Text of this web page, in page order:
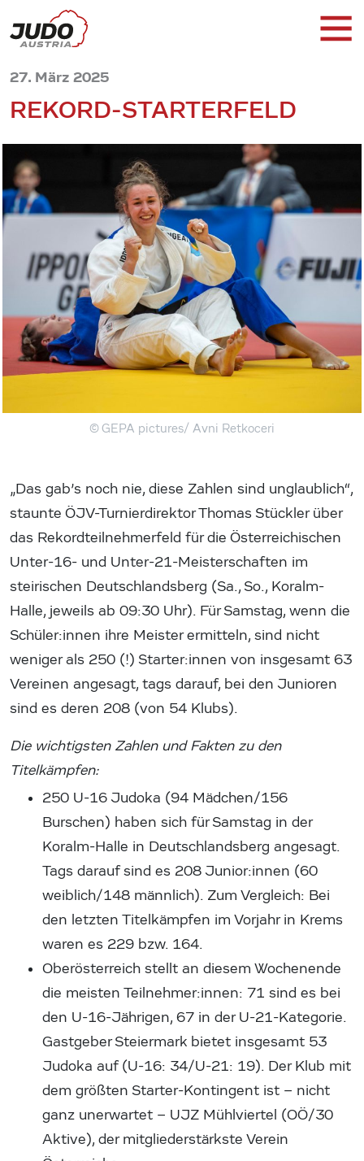
27. März 2025
REKORD-STARTERFELD
© GEPA pictures/ Avni Retkoceri
„Das gab’s noch nie, diese Zahlen sind unglaublich“,
staunte ÖJV-Turnierdirektor Thomas Stückler über
das Rekordteilnehmerfeld für die Österreichischen
Unter-16- und Unter-21-Meisterschaften im
steirischen Deutschlandsberg (Sa., So., Koralm-
Halle, jeweils ab 09:30 Uhr). Für Samstag, wenn die
Schüler:innen ihre Meister ermitteln, sind nicht
weniger als 250 (!) Starter:innen von insgesamt 63
Vereinen angesagt, tags darauf, bei den Junioren
sind es deren 208 (von 54 Klubs).
Die wichtigsten Zahlen und Fakten zu den
Titelkämpfen:
250 U-16 Judoka (94 Mädchen/156
Burschen) haben sich für Samstag in der
Koralm-Halle in Deutschlandsberg angesagt.
Tags darauf sind es 208 Junior:innen (60
weiblich/148 männlich). Zum Vergleich: Bei
den letzten Titelkämpfen im Vorjahr in Krems
waren es 229 bzw. 164.
Oberösterreich stellt an diesem Wochenende
die meisten Teilnehmer:innen: 71 sind es bei
den U-16-Jährigen, 67 in der U-21-Kategorie.
Gastgeber Steiermark bietet insgesamt 53
Judoka auf (U-16: 34/U-21: 19). Der Klub mit
dem größten Starter-Kontingent ist – nicht
ganz unerwartet – UJZ Mühlviertel (OÖ/30
Aktive), der mitgliederstärkste Verein